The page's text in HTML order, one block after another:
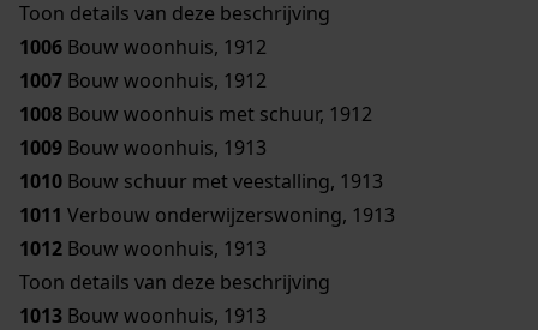
Toon details van deze beschrijving
1006 Bouw woonhuis, 1912
1007 Bouw woonhuis, 1912
1008 Bouw woonhuis met schuur, 1912
1009 Bouw woonhuis, 1913
1010 Bouw schuur met veestalling, 1913
1011 Verbouw onderwijzerswoning, 1913
1012 Bouw woonhuis, 1913
Toon details van deze beschrijving
1013 Bouw woonhuis, 1913